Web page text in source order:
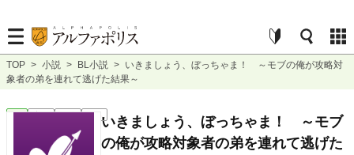
TOP > 小説 > BL小説 > いきましょう、ぼっちゃま！ ～モブの俺が攻略対
象者の弟を連れて逃げた結果～
BL 完結 長編 R18 いきましょう、ぼっちゃま！ ～モブ
の俺が攻略対象者の弟を連れて逃げた